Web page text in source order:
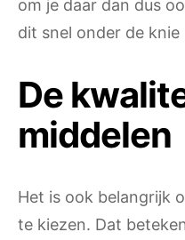
om je daar dan dus
dit snel onder de
De
middelen
Het is ook belangrijk
te kiezen. Dat